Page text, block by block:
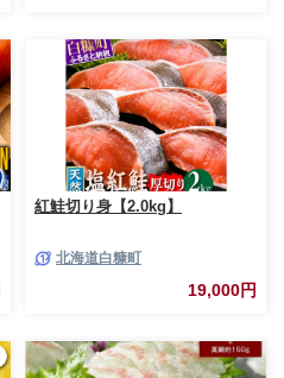
紅鮭切り身【2.0kg】
北海道白糠町
19,000円